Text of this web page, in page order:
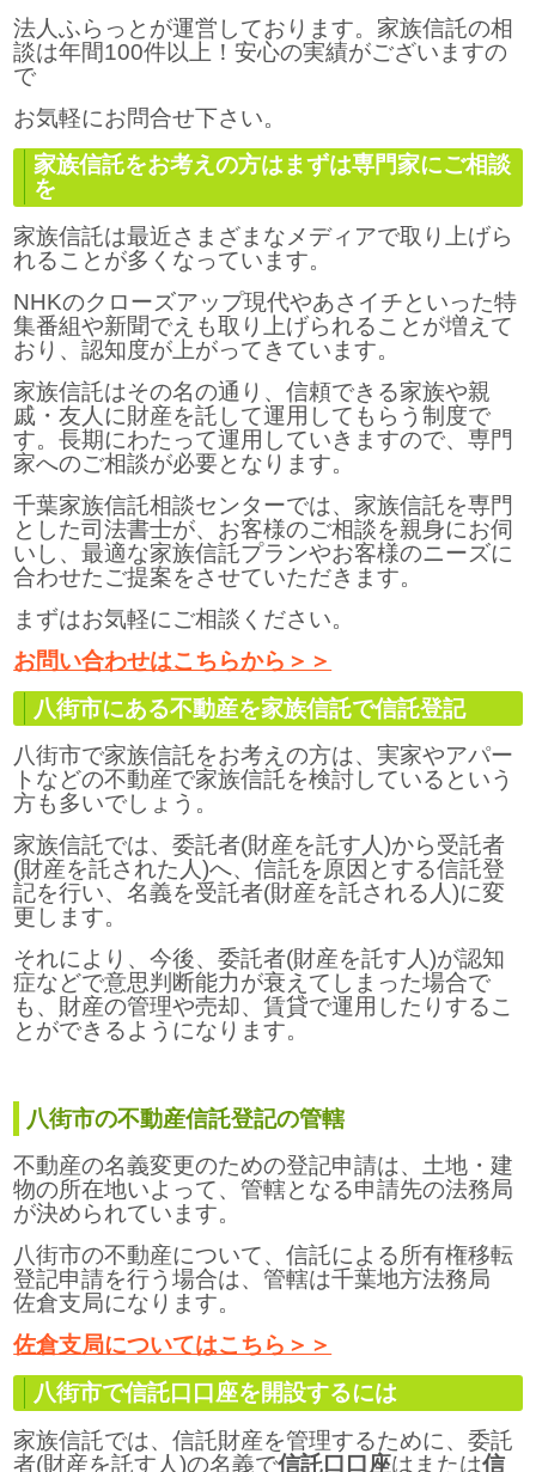
法人ふらっとが運営しております。家族信託の相
談は年間100件以上！安心の実績がございますの
で
お気軽にお問合せ下さい。
家族信託をお考えの方はまずは専門家にご相談
を
家族信託は最近さまざまなメディアで取り上げら
れることが多くなっています。
NHKのクローズアップ現代やあさイチといった特
集番組や新聞でえも取り上げられることが増えて
おり、認知度が上がってきています。
家族信託はその名の通り、信頼できる家族や親
戚・友人に財産を託して運用してもらう制度で
す。長期にわたって運用していきますので、専門
家へのご相談が必要となります。
千葉家族信託相談センターでは、家族信託を専門
とした司法書士が、お客様のご相談を親身にお伺
いし、最適な家族信託プランやお客様のニーズに
合わせたご提案をさせていただきます。
まずはお気軽にご相談ください。
お問い合わせはこちらから＞＞
八街市にある不動産を家族信託で信託登記
八街市で家族信託をお考えの方は、実家やアパー
トなどの不動産で家族信託を検討しているという
方も多いでしょう。
家族信託では、委託者(財産を託す人)から受託者
(財産を託された人)へ、信託を原因とする信託登
記を行い、名義を受託者(財産を託される人)に変
更します。
それにより、今後、委託者(財産を託す人)が認知
症などで意思判断能力が衰えてしまった場合で
も、財産の管理や売却、賃貸で運用したりするこ
とができるようになります。
八街市の不動産信託登記の管轄
不動産の名義変更のための登記申請は、土地・建
物の所在地いよって、管轄となる申請先の法務局
が決められています。
八街市の不動産について、信託による所有権移転
登記申請を行う場合は、管轄は千葉地方法務局
佐倉支局になります。
佐倉支局についてはこちら＞＞
八街市で信託口口座を開設するには
家族信託では、信託財産を管理するために、委託
者(財産を託す人)の名義で信託口口座はまたは信